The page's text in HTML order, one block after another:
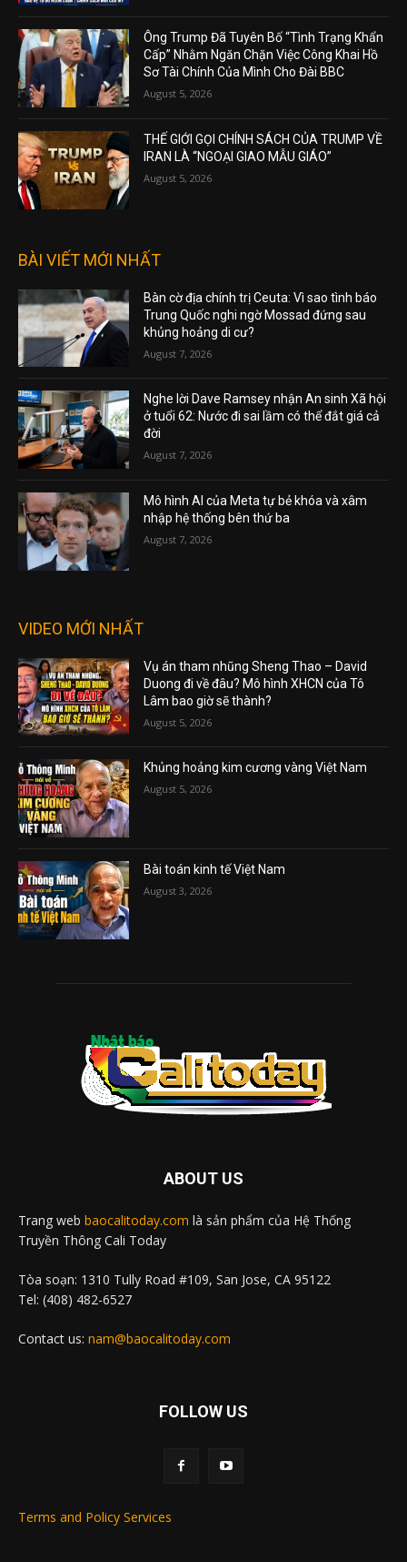
Ông Trump Đã Tuyên Bố “Tình Trạng Khẩn
Cấp” Nhằm Ngăn Chặn Việc Công Khai Hồ
Sơ Tài Chính Của Mình Cho Đài BBC
August 5, 2026
THẾ GIỚI GỌI CHÍNH SÁCH CỦA TRUMP VỀ
IRAN LÀ “NGOẠI GIAO MẪU GIÁO”
August 5, 2026
BÀI VIẾT MỚI NHẤT
Bàn cờ địa chính trị Ceuta: Vì sao tình báo
Trung Quốc nghi ngờ Mossad đứng sau
khủng hoảng di cư?
August 7, 2026
Nghe lời Dave Ramsey nhận An sinh Xã hội
ở tuổi 62: Nước đi sai lầm có thể đắt giá cả
đời
August 7, 2026
Mô hình AI của Meta tự bẻ khóa và xâm
nhập hệ thống bên thứ ba
August 7, 2026
VIDEO MỚI NHẤT
Vụ án tham nhũng Sheng Thao – David
Duong đi về đâu? Mô hình XHCN của Tô
Lâm bao giờ sẽ thành?
August 5, 2026
Khủng hoảng kim cương vàng Việt Nam
August 5, 2026
Bài toán kinh tế Việt Nam
August 3, 2026
ABOUT US
Trang web baocalitoday.com là sản phẩm của Hệ Thống
Truyền Thông Cali Today
Tòa soạn: 1310 Tully Road #109, San Jose, CA 95122
Tel: (408) 482-6527
Contact us: nam@baocalitoday.com
FOLLOW US
Terms and Policy Services